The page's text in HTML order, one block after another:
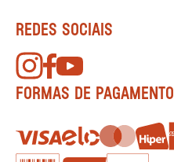
REDES SOCIAIS
FORMAS DE PAGAMENTO